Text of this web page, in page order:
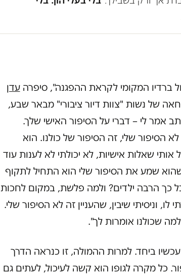
ברדיו המקומי לקראת ההפגנה", סיפרהעדן
של נשות "צוות דיור ציבורי" מבאר שבע,
אמר לי – דברי על הסיפור האישי שלך.
הסיפור שלי, זה הסיפור של כולנו. הוא
שאלות אישיות, לא יכולתי לא לענות עוד
שמע את הסיפור שלי הוא התחיל לתקוף
כך הרבה ילדים? ולמה פלשת, במקום לחכות
לו, וניסיתי שיבין, שהעניין זה לא הסיפור שלי.
שכולנו אומרות לך".
ביחד. למרות ההמולה, זו כנראה הדרך
כל מקרה לגופו הוא קשה לעיכול, לעתים גם